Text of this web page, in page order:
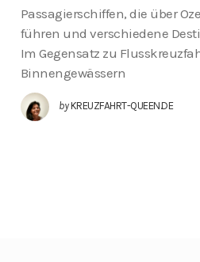
Passagierschiffen, die über
führen und verschiedene
Im Gegensatz zu
Binnengewässern
by KREUZFAHRT-QUEEN.DE